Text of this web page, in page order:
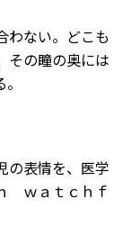
わない。どこも
その瞳の奥には
の表情を、医学
ｗａｔｃｈｆ